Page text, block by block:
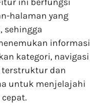
halaman yang
sehingga
informasi
kategori, navigasi
terstruktur dan
untuk menjelajahi